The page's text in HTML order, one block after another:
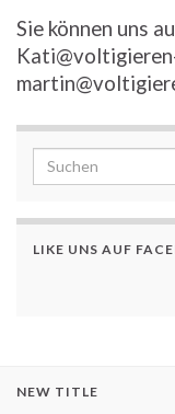
Sie können uns
Search for:
LIKE UNS AUF
NEW TITLE